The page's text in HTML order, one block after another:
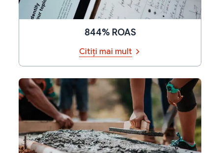
844% ROAS
Citiți mai mult